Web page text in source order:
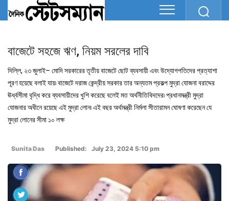
বাজেটে সহজে ঋণ, নিয়ম সরলের দাবি
দিল্লি, ২৩ জুলাই– মোদি সরকারের তৃতীয় বাজেটে ছোট ব্যবসায়ী এবং উদ্যোগপতিদের প্রত্যাশা
পূরণ হয়েছে বলাই যায়৷ বাজেটে দরাজ কেন্দ্রীয় সরকার তার অন্যতম প্রকল্প মুদ্রা যোজনা বরাদ্দের
ঊর্ধ্বসীমা বৃদ্ধি করে ব্যবসায়ীদের খুশি করেছে বলেই মত অর্থনীতিবিদদের৷ প্রধানমন্ত্রী মুদ্রা
যোজনার অধীনে রয়েছে এই মুদ্রা লোন৷ এই বছর অর্থমন্ত্রী নির্মলা সীতারামন ঘোষণা করেছেন যে
মুদ্রা লোনের সীমা ১০ লক্ষ
Sunita Das Published: July 23, 2024 5:10 pm